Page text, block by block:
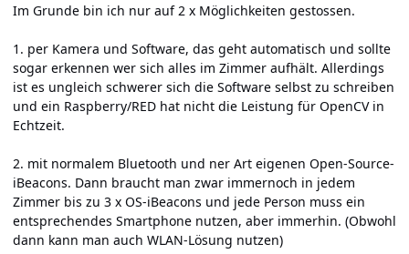
Im Grunde bin ich nur auf 2 x Möglichkeiten gestossen.
1. per Kamera und Software, das geht automatisch und sollte
sogar erkennen wer sich alles im Zimmer aufhält. Allerdings
ist es ungleich schwerer sich die Software selbst zu schreiben
und ein Raspberry/RED hat nicht die Leistung für OpenCV in
Echtzeit.
2. mit normalem Bluetooth und ner Art eigenen Open-Source-
iBeacons. Dann braucht man zwar immernoch in jedem
Zimmer bis zu 3 x OS-iBeacons und jede Person muss ein
entsprechendes Smartphone nutzen, aber immerhin. (Obwohl
dann kann man auch WLAN-Lösung nutzen)